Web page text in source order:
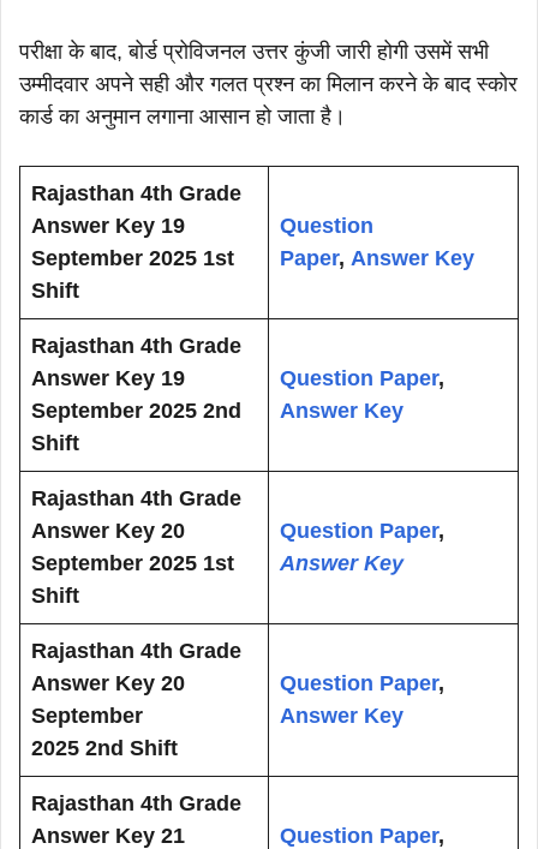
परीक्षा के बाद, बोर्ड प्रोविजनल उत्तर कुंजी जारी होगी उसमें सभी
उम्मीदवार अपने सही और गलत प्रश्न का मिलान करने के बाद स्कोर
कार्ड का अनुमान लगाना आसान हो जाता है।
Rajasthan 4th Grade
Answer Key 19
September 2025 1st
Shift
Question
Paper, Answer Key
Rajasthan 4th Grade
Answer Key 19
September 2025 2nd
Shift
Question Paper,
Answer Key
Rajasthan 4th Grade
Answer Key 20
September 2025 1st
Shift
Question Paper,
Answer Key
Rajasthan 4th Grade
Answer Key 20
September
2025 2nd Shift
Question Paper,
Answer Key
Rajasthan 4th Grade
Answer Key 21
Question Paper,